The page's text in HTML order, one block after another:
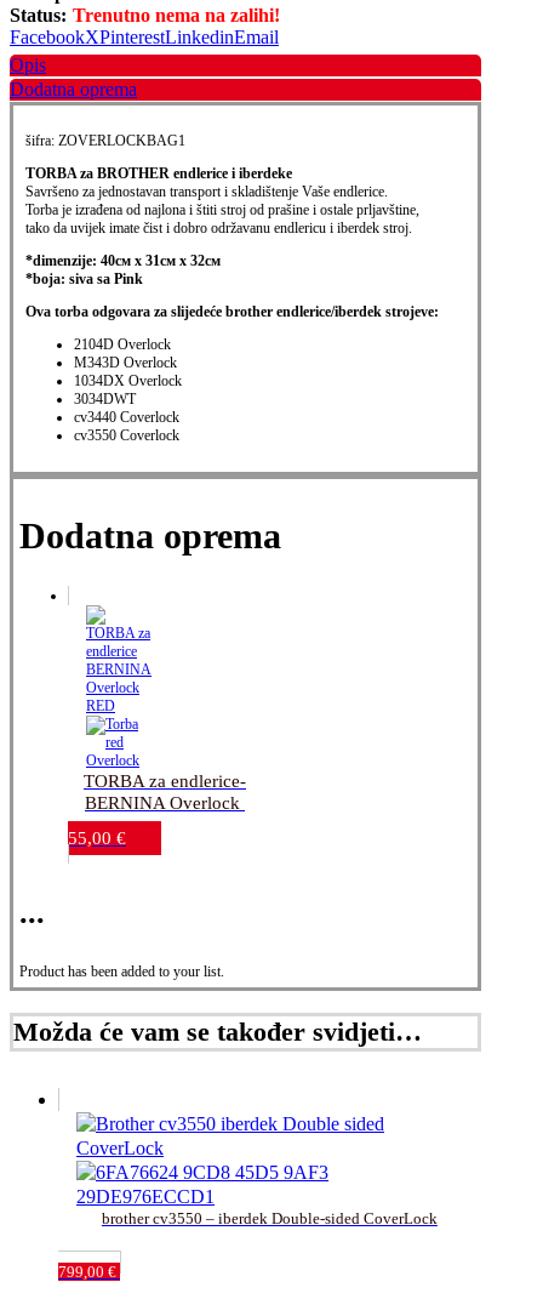
Status: Trenutno nema na zalihi!
FacebookXPinterestLinkedinEmail
Opis
Dodatna oprema
šifra: ZOVERLOCKBAG1
TORBAza BROTHER endlerice i iberdeke
Savršeno za jednostavan transport i skladištenje Vaše endlerice.
Torba je izrađena od najlona i štiti stroj od prašine i ostale prljavštine,
tako da uvijek imate čist i dobro održavanu endlericu i iberdek stroj.
*dimenzije: 40cм x 31cм x 32cм
*boja: siva sa Pink
Ova torba odgovara za slijedeće brother endlerice/iberdek strojeve:
2104D Overlock
M343D Overlock
1034DX Overlock
3034DWT
cv3440 Coverlock
cv3550 Coverlock
Dodatna oprema
TORBA za endlerice-
BERNINA Overlock
RED
55,00 €
...
Product has been added to your list.
Možda će vam se također svidjeti…
brother cv3550 – iberdek Double-sided CoverLock
799,00 €